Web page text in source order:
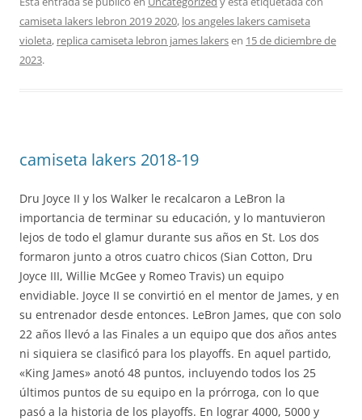
camiseta lakers lebron 2019 2020, los angeles lakers camiseta
violeta, replica camiseta lebron james lakersen 15 de diciembre de
2023.
camiseta lakers 2018-19
Dru Joyce II y los Walker le recalcaron a LeBron la
importancia de terminar su educación, y lo mantuvieron
lejos de todo el glamur durante sus años en St. Los dos
formaron junto a otros cuatro chicos (Sian Cotton, Dru
Joyce III, Willie McGee y Romeo Travis) un equipo
envidiable. Joyce II se convirtió en el mentor de James, y en
su entrenador desde entonces. LeBron James, que con solo
22 años llevó a las Finales a un equipo que dos años antes
ni siquiera se clasificó para los playoffs. En aquel partido,
«King James» anotó 48 puntos, incluyendo todos los 25
últimos puntos de su equipo en la prórroga, con lo que
pasó a la historia de los playoffs. En lograr 4000, 5000 y